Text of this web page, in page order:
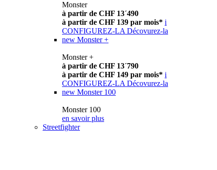
Monster
à partir de CHF 13´490
à partir de CHF 139 par mois* i
CONFIGUREZ-LA Décovurez-la
new Monster +
Monster +
à partir de CHF 13´790
à partir de CHF 149 par mois* i
CONFIGUREZ-LA Décovurez-la
new Monster 100
Monster 100
en savoir plus
Streetfighter